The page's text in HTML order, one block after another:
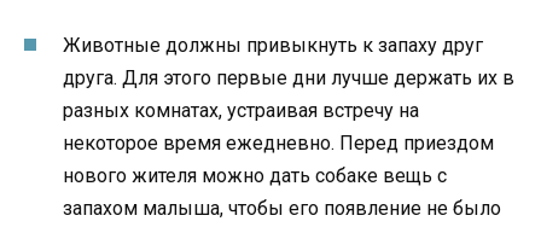
Животные должны привыкнуть к запаху друг
друга. Для этого первые дни лучше держать их в
разных комнатах, устраивая встречу на
некоторое время ежедневно. Перед приездом
нового жителя можно дать собаке вещь с
запахом малыша, чтобы его появление не было